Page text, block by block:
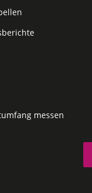
messen